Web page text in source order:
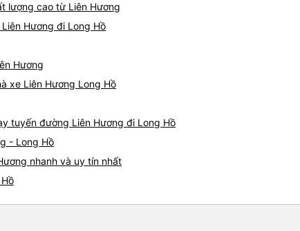
lượng cao từ Liên Hương
Hương đi Long Hồ
Hương
xe Liên Hương Long Hồ
tuyến đường Liên Hương đi Long Hồ
- Long Hồ
nhanh và uy tín nhất